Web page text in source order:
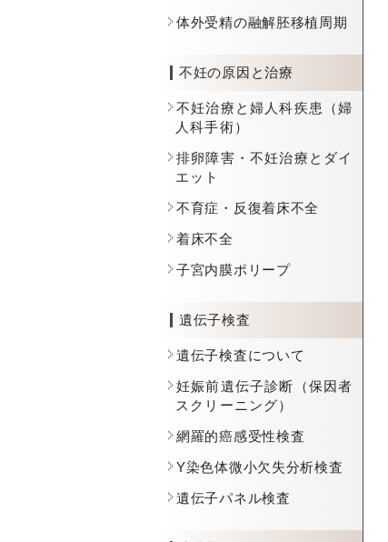
体外受精の融解胚移植周期
不妊の原因と治療
不妊治療と婦人科疾患（婦
人科手術）
排卵障害・不妊治療とダイ
エット
不育症・反復着床不全
着床不全
子宮内膜ポリープ
遺伝子検査
遺伝子検査について
妊娠前遺伝子診断（保因者
スクリーニング）
網羅的癌感受性検査
Y染色体微小欠失分析検査
遺伝子パネル検査